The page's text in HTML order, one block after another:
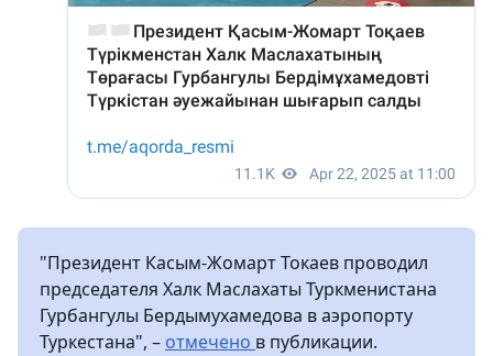
"Президент Касым-Жомарт Токаев проводил
председателя Халк Маслахаты Туркменистана
Гурбангулы Бердымухамедова в аэропорту
Туркестана", – отмечено в публикации.